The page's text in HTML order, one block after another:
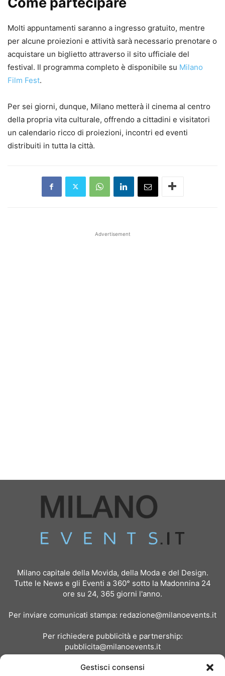
Gestisci consensi
Molti appuntamenti saranno a ingresso gratuito, mentre
per alcune proiezioni e attività sarà necessario prenotare o
acquistare un biglietto attraverso il sito ufficiale del
festival. Il programma completo è disponibile su Milano
Film Fest.
Per sei giorni, dunque, Milano metterà il cinema al centro
della propria vita culturale, offrendo a cittadini e visitatori
un calendario ricco di proiezioni, incontri ed eventi
distribuiti in tutta la città.
Advertisement
Milano capitale della Movida, della Moda e del Design.
Tutte le News e gli Eventi a 360° sotto la Madonnina 24
ore su 24, 365 giorni l'anno.
Per inviare comunicati stampa: redazione@milanoevents.it
Per richiedere pubblicità e partnership:
pubblicita@milanoevents.it